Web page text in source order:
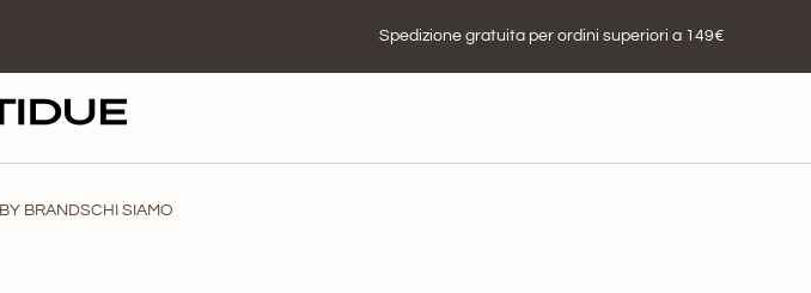
Spedizione gratuita per ordini superiori a 149€
BY BRANDSCHI SIAMO